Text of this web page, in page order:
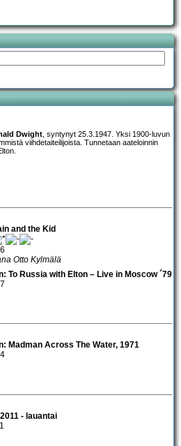
Dwight , syntynyt 25.3.1947. Yksi 1900-luvun
viihdetaiteilijoista. Tunnetaan aateloinnin
and the Kid
Otto Kylmälä
To Russia with Elton – Live in Moscow ´79
: Madman Across The Water, 1971
- lauantai